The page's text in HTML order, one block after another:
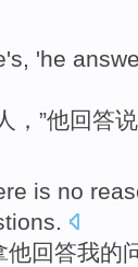
, 'he
，”他回答说
is no
.
他回答我的